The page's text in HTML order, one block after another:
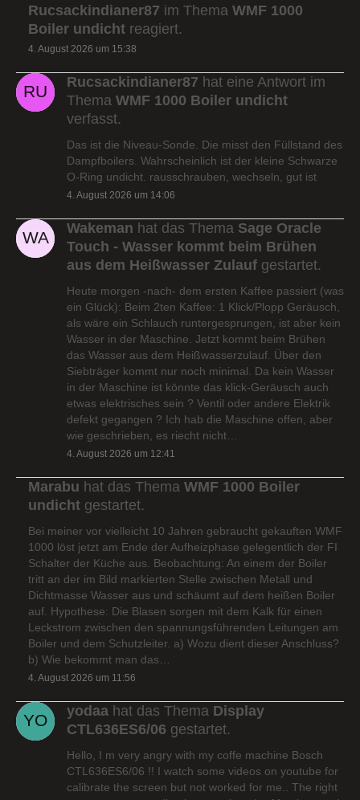
Rucsackindianer87 im Thema WMF 1000
Boiler undicht reagiert.
4. August 2026 um 15:38
Rucsackindianer87 hat eine Antwort im
Thema WMF 1000 Boiler undicht
verfasst.
Das ist die Niveau-Sonde. Die misst den Füllstand des
Dampfboilers. Wahrscheinlich ist der kleine Schwarze
O-Ring undicht. rausschrauben, wechseln, gut ist
4. August 2026 um 14:06
Wakeman hat das Thema Sage Oracle
Touch - Wasser kommt beim Brühen
aus dem Heißwasser Zulauf gestartet.
Heute morgen -nach- dem ersten Kaffee passiert (was
ein Glück): Beim 2ten Kaffee: 1 Klick/Plopp Geräusch,
als wäre ein Schlauch runtergesprungen, ist aber kein
Wasser in der Maschine. Jetzt kommt beim Brühen
das Wasser aus dem Heißwasserzulauf. Über den
Siebträger kommt nur noch minimal. Da kein Wasser
in der Maschine ist könnte das klick-Geräusch auch
etwas elektrisches sein ? Ventil oder andere Elektrik
defekt gegangen ? Ich hab die Maschine offen, aber
wie geschrieben, es riecht nicht…
4. August 2026 um 12:41
Marabu hat das Thema WMF 1000 Boiler
undicht gestartet.
Bei meiner vor vielleicht 10 Jahren gebraucht gekauften WMF
1000 löst jetzt am Ende der Aufheizphase gelegentlich der FI
Schalter der Küche aus. Beobachtung: An einem der Boiler
tritt an der im Bild markierten Stelle zwischen Metall und
Dichtmasse Wasser aus und schäumt auf dem heißen Boiler
auf. Hypothese: Die Blasen sorgen mit dem Kalk für einen
Leckstrom zwischen den spannungsführenden Leitungen am
Boiler und dem Schutzleiter. a) Wozu dient dieser Anschluss?
b) Wie bekommt man das…
4. August 2026 um 11:56
yodaa hat das Thema Display
CTL636ES6/06 gestartet.
Hello, I m very angry with my coffe machine Bosch
CTL636ES6/06 !! I watch some videos on youtube for
calibrate the screen but not worked for me.. The right